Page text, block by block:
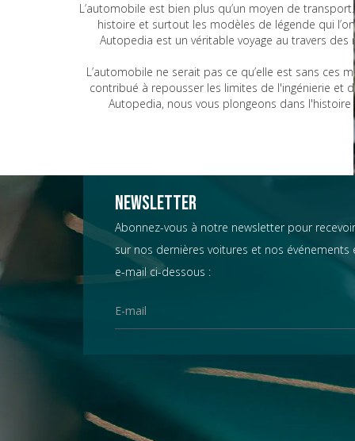
Bugatti
CG
Chevrolet
Chrysler
Citroën
L’automobile est bien plus qu’un moyen de
histoire et surtout les modèles de légende qui
Autopedia est un véritable voyage au travers
L’automobile ne serait pas ce qu’elle est sans
contribué à repousser les limites de l'ingénierie et
Autopedia, nous vous plongeons dans
Newsletter
Abonnez-vous à notre newsletter pour
sur nos dernières voitures et nos événements
e-mail ci-dessous :